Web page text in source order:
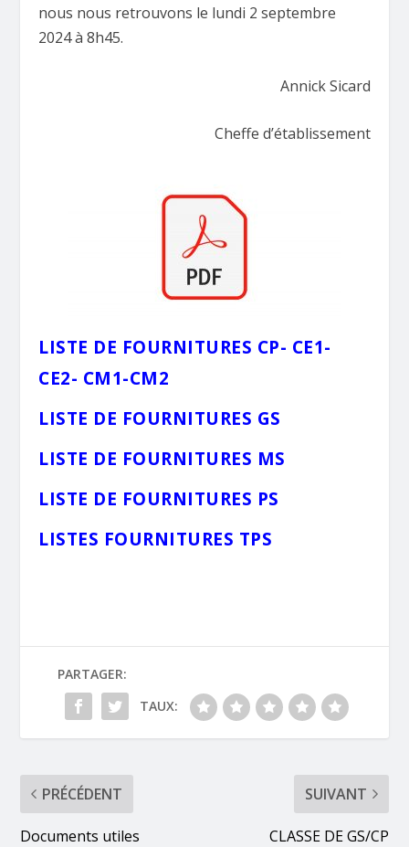
nous nous retrouvons le lundi 2 septembre
2024 à 8h45.
Annick Sicard
Cheffe d’établissement
LISTE DE FOURNITURES CP- CE1-
CE2- CM1-CM2
LISTE DE FOURNITURES GS
LISTE DE FOURNITURES MS
LISTE DE FOURNITURES PS
LISTES FOURNITURES TPS
PARTAGER:
TAUX:
PRÉCÉDENT
Documents utiles
SUIVANT
CLASSE DE GS/CP